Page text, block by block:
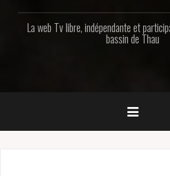
La web Tv libre, indépendante et
bassin de Thau